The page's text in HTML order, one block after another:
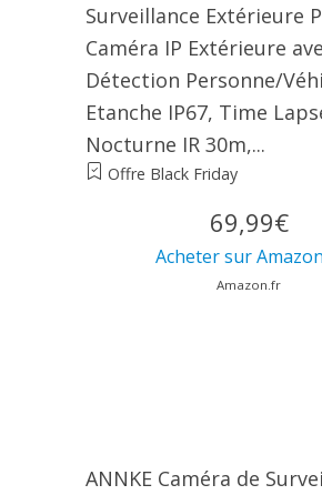
Surveillance Extérieure
Caméra IP Extérieure
Détection Personne/
Etanche IP67, Time
Nocturne IR 30m,...
Offre Black Friday
69,99€
Acheter sur
Amazon.fr
ANNKE Caméra de